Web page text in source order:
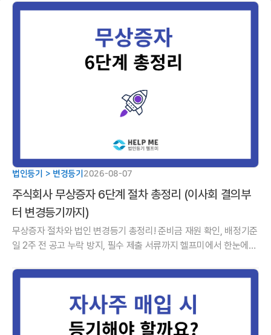
법인등기 > 변경등기 2026-08-07
주식회사 무상증자 6단계 절차 총정리 (이사회 결의부
터 변경등기까지)
무상증자 절차와 법인 변경등기 총정리! 준비금 재원 확인, 배정기준
일 2주 전 공고 누락 방지, 필수 제출 서류까지 헬프미에서 한눈에